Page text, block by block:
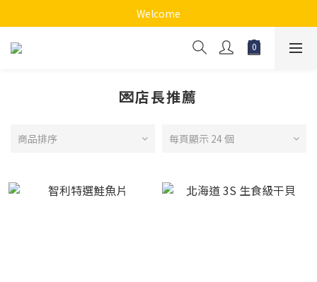
Welcome
💌店長推薦
商品排序 每頁顯示 24 個